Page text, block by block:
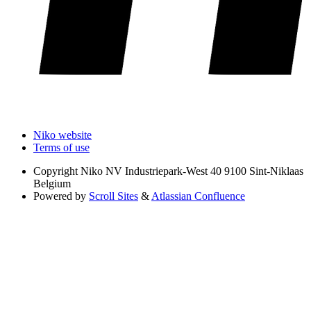
Niko website
Terms of use
Copyright Niko NV Industriepark-West 40 9100 Sint-Niklaas
Belgium
Powered by Scroll Sites & Atlassian Confluence